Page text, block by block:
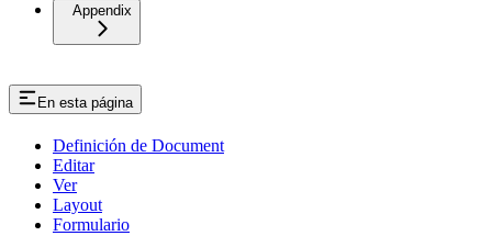
Appendix
En esta página
Definición de Document
Editar
Ver
Layout
Formulario